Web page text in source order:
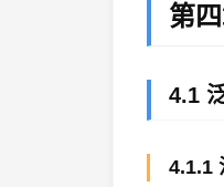
第
4.1
4.1.1